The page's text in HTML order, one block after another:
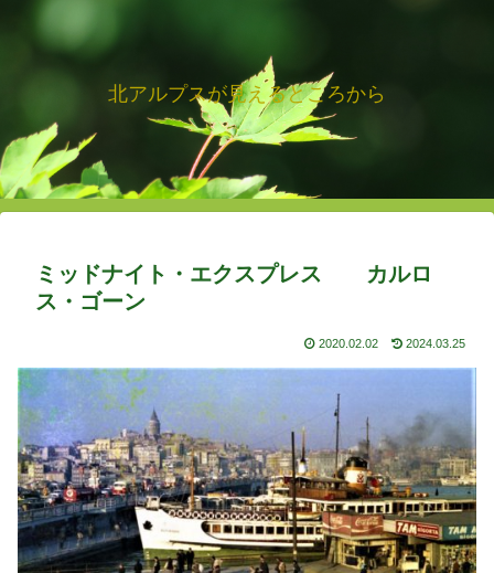
北アルプスが見えるところから
ミッドナイト・エクスプレス カルロ
ス・ゴーン
2020.02.02 2024.03.25